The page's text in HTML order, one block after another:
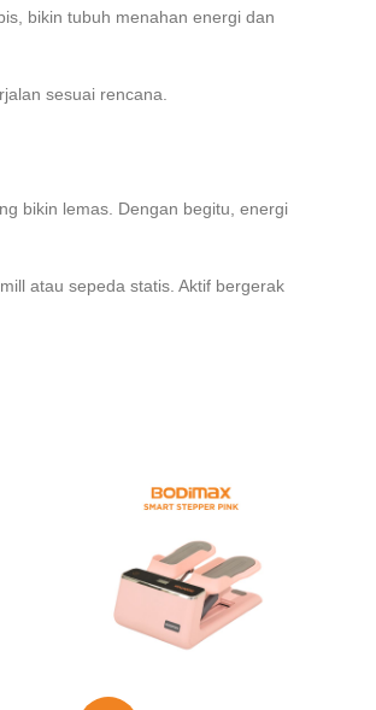
bikin tubuh menahan energi dan
sesuai rencana.
bikin lemas. Dengan begitu, energi
atau sepeda statis. Aktif bergerak